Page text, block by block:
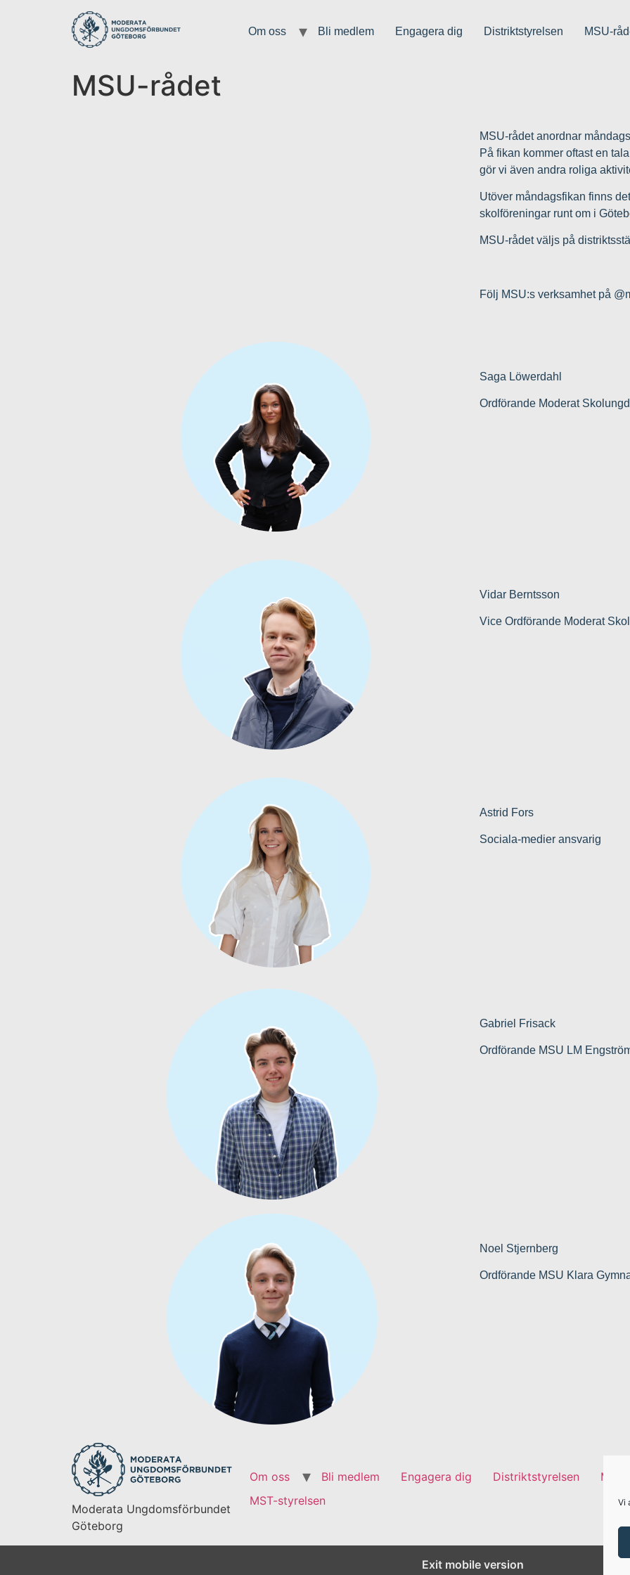
Om oss Bli medlem Engagera dig Distriktstyrelsen MSU-
MSU-rådet
MSU-rådet anordnar
På fikan kommer oftast en
gör vi även andra roliga
Utöver måndagsfikan finns
skolföreningar runt om i
MSU-rådet väljs på
Följ MSU:s verksamhet på
Saga Löwerdahl
Ordförande Moderat
Vidar Berntsson
Vice Ordförande Moderat
Astrid Fors
Sociala-medier ansvarig
Gabriel Frisack
Ordförande MSU LM
Noel Stjernberg
Ordförande MSU Klara
Moderata Ungdomsförbundet
Göteborg
Om oss Bli medlem Engagera dig Distriktstyrelsen
MST-styrelsen
Vi
Exit mobile version